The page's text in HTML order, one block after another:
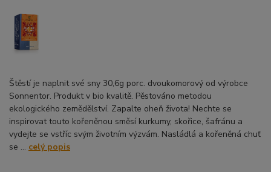
Štěstí je naplnit své sny 30,6g porc. dvoukomorový od výrobce
Sonnentor. Produkt v bio kvalitě. Pěstováno metodou
ekologického zemědělství. Zapalte oheň života! Nechte se
inspirovat touto kořeněnou směsí kurkumy, skořice, šafránu a
vydejte se vstříc svým životním výzvám. Nasládlá a kořeněná chuť
se ... celý popis